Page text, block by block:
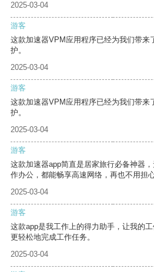
2025-03-04
游客
这款加速器VPM应用程序已经为我们带来
护。
2025-03-04
游客
这款加速器VPM应用程序已经为我们带来
护。
2025-03-04
游客
这款加速器app简直是居家旅行必备神器
作办公，都能畅享高速网络，再也不用担
2025-03-04
游客
这款app是我工作上的得力助手，让我的
更轻松地完成工作任务。
2025-03-04